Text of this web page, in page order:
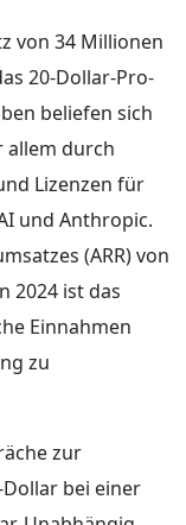
von 34 Millionen
20-Dollar-Pro-
beliefen sich
allem durch
Lizenzen für
und Anthropic.
(ARR) von
2024 ist das
Einnahmen
zu
zur
bei einer